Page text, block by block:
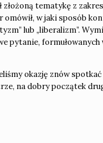
tematykę z
w jaki sposób
lub „liberalizm”.
pytanie,
okazję znów
na dobry początek